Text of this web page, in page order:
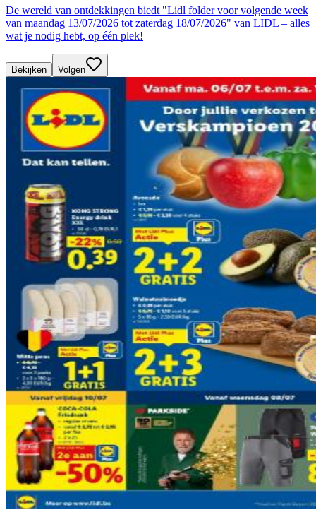
De wereld van ontdekkingen biedt "Lidl folder voor volgende week
van maandag 13/07/2026 tot zaterdag 18/07/2026" van LIDL – alles
wat je nodig hebt, op één plek!
Bekijken Volgen